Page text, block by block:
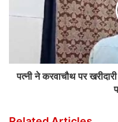
पत्नी ने करवाचौथ पर